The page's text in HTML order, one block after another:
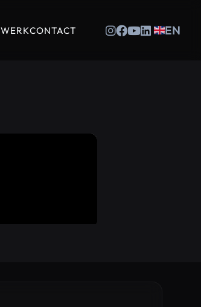
WERKCONTACT EN